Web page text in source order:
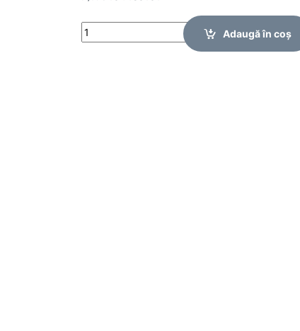
Quantity
Adaugă în coș